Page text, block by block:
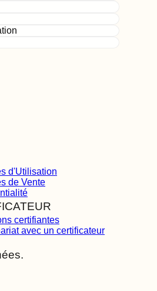
d'Utilisation
de Vente
certifiantes
avec un certificateur